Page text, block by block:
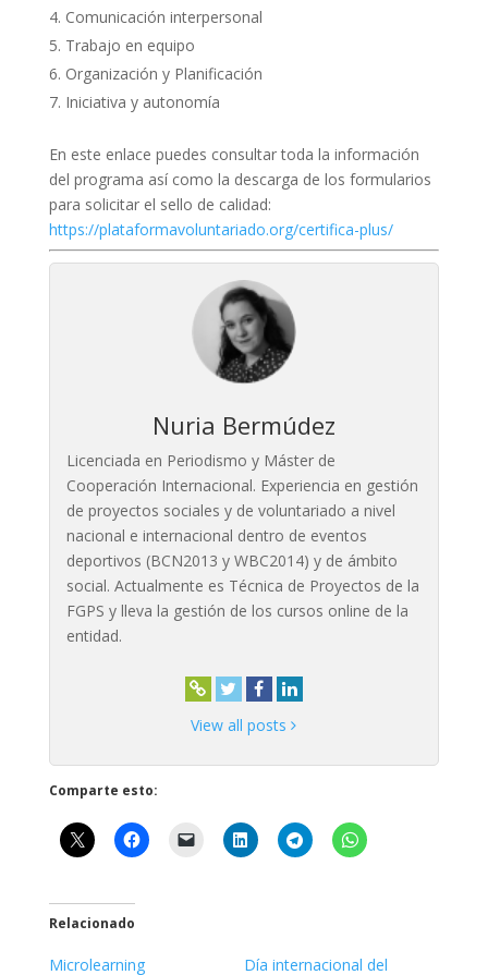
Comunicación interpersonal
Trabajo en equipo
Organización y Planificación
Iniciativa y autonomía
En este enlace puedes consultar toda la información
del programa así como la descarga de los formularios
para solicitar el sello de calidad:
https://plataformavoluntariado.org/certifica-plus/
Nuria Bermúdez
Licenciada en Periodismo y Máster de
Cooperación Internacional. Experiencia en gestión
de proyectos sociales y de voluntariado a nivel
nacional e internacional dentro de eventos
deportivos (BCN2013 y WBC2014) y de ámbito
social. Actualmente es Técnica de Proyectos de la
FGPS y lleva la gestión de los cursos online de la
entidad.
View all posts
Comparte esto:
Relacionado
Microlearning Día internacional del